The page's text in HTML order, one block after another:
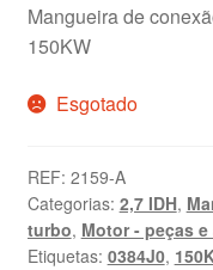
Mangueira de
150KW
Esgotado
REF: 2159-A
Categorias: 2,7 IDH,
turbo, Motor - peças
Etiquetas: 0384J0,